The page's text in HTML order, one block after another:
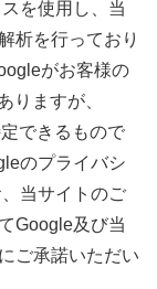
を使用し、当
析を行っており
がお客様の
りますが、
できるもので
のプライバシ
当サイトのご
Google及び当
ご承諾いただい